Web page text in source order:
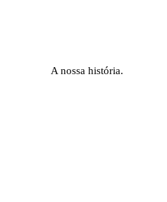
A nossa história